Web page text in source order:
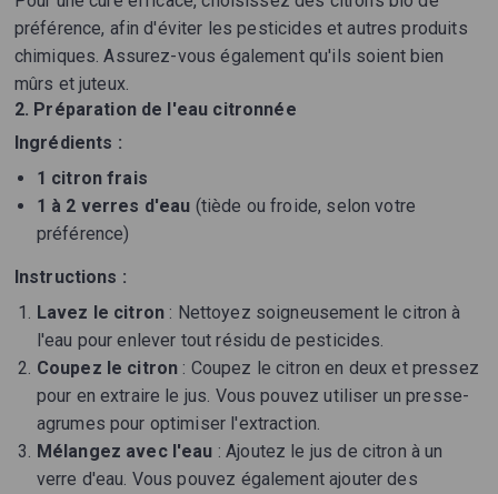
préférence, afin d'éviter les pesticides et autres produits
chimiques. Assurez-vous également qu'ils soient bien
mûrs et juteux.
2. Préparation de l'eau citronnée
Ingrédients :
1 citron frais
1 à 2 verres d'eau (tiède ou froide, selon votre
préférence)
Instructions :
Lavez le citron : Nettoyez soigneusement le citron à
l'eau pour enlever tout résidu de pesticides.
Coupez le citron : Coupez le citron en deux et pressez
pour en extraire le jus. Vous pouvez utiliser un presse-
agrumes pour optimiser l'extraction.
Mélangez avec l'eau : Ajoutez le jus de citron à un
verre d'eau. Vous pouvez également ajouter des